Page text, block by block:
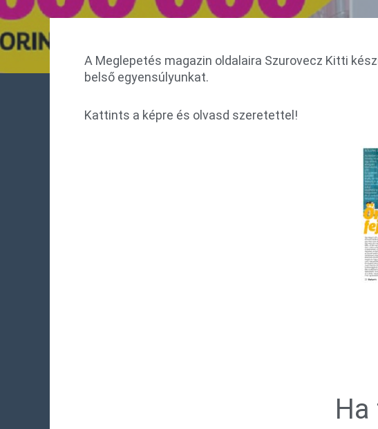
A Meglepetés magazin oldalaira Szurovecz Kitti
belső egyensúlyunkat.
Kattints a képre és olvasd szeretettel!